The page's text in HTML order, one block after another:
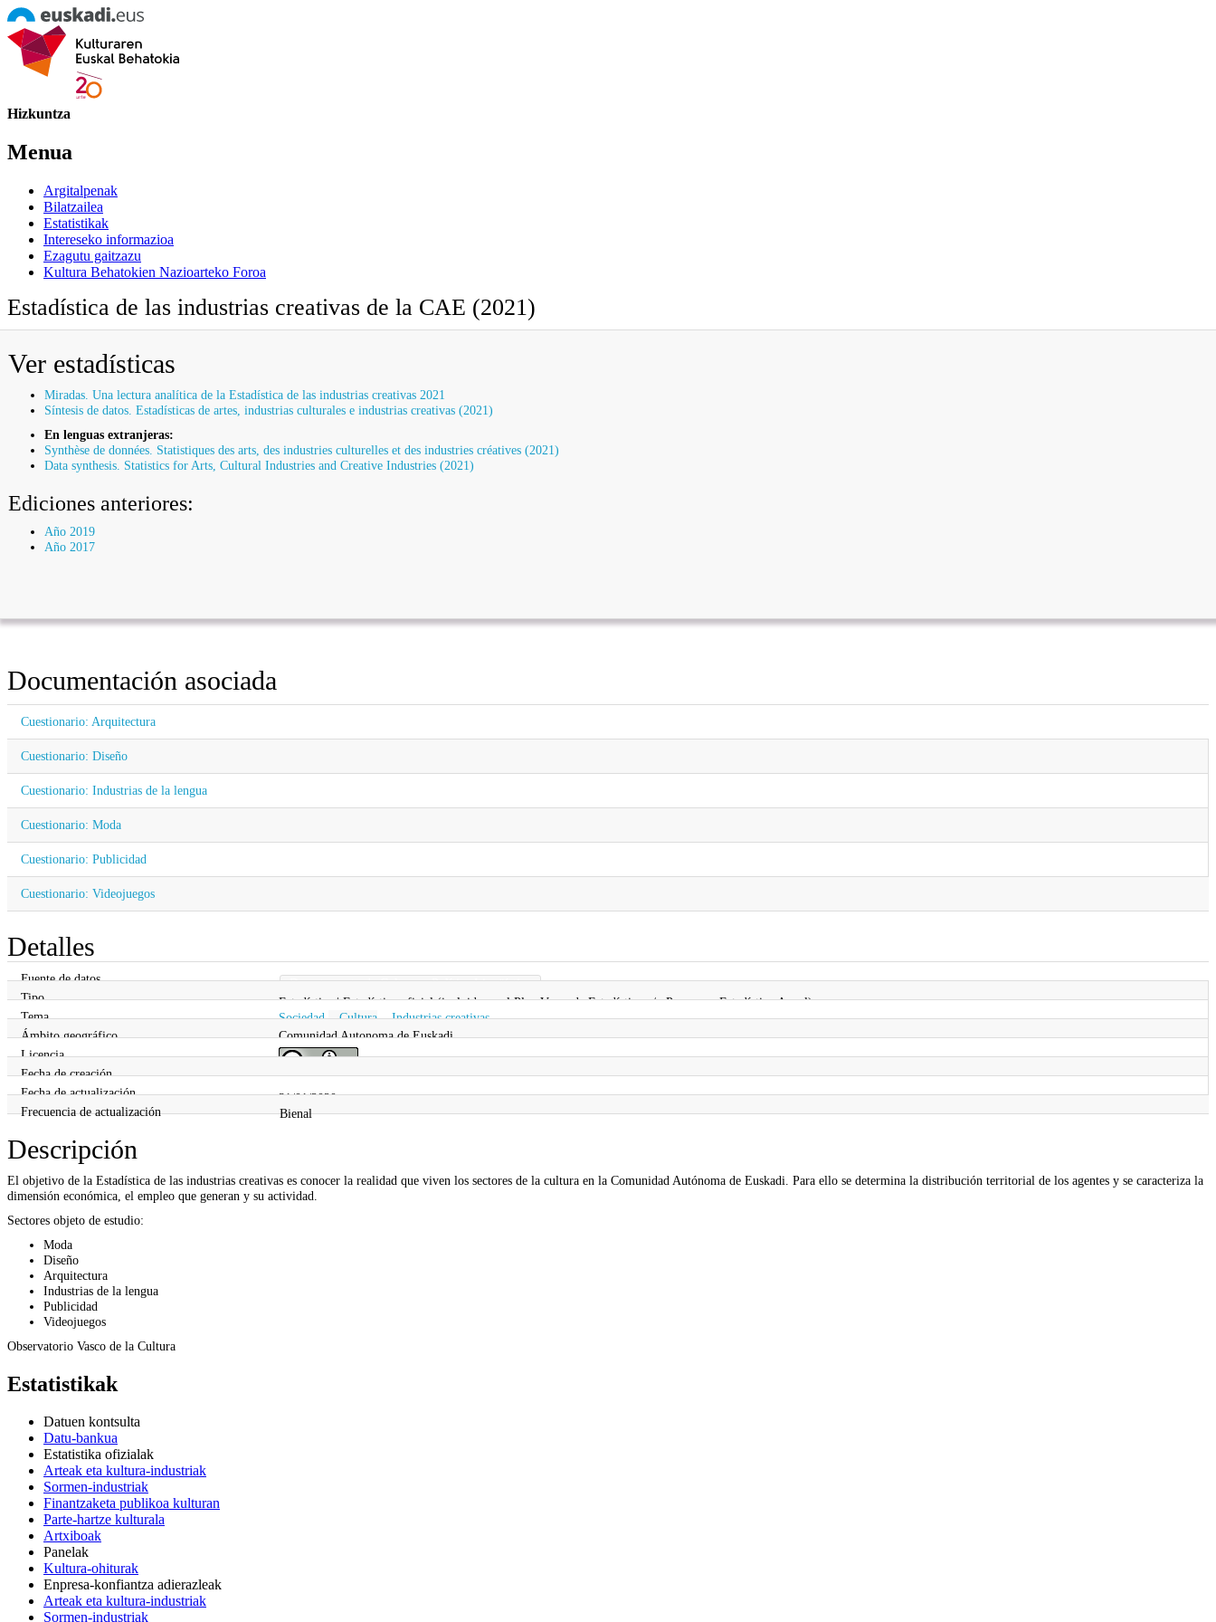
Hizkuntza
Menua
Argitalpenak
Bilatzailea
Estatistikak
Intereseko informazioa
Ezagutu gaitzazu
Kultura Behatokien Nazioarteko Foroa
Estadística de las industrias creativas de la CAE (2021)
Ver estadísticas
Miradas. Una lectura analítica de la Estadística de las industrias creativas 2021
Síntesis de datos. Estadísticas de artes, industrias culturales e industrias creativas (2021)
En lenguas extranjeras:
Synthèse de données. Statistiques des arts, des industries culturelles et des industries créatives (2021)
Data synthesis. Statistics for Arts, Cultural Industries and Creative Industries (2021)
Ediciones anteriores:
Año 2019
Año 2017
Documentación asociada
Cuestionario: Arquitectura
Cuestionario: Diseño
Cuestionario: Industrias de la lengua
Cuestionario: Moda
Cuestionario: Publicidad
Cuestionario: Videojuegos
Detalles
Fuente de datos Departamento de Cultura y Política Lingüística
Tipo
Estadística | Estadística oficial (incluida en el Plan Vasco de Estadística y/o Programa Estadístico Anual)
Tema
Sociedad ,Cultura ,Industrias creativas
Ámbito geográfico
Comunidad Autonoma de Euskadi
Licencia
Fecha de creación
Fecha de actualización
31/01/2020
Frecuencia de actualización
Bienal
Descripción
El objetivo de la Estadística de las industrias creativas es conocer la realidad que viven los sectores de la cultura en la Comunidad Autónoma de Euskadi. Para ello se determina la distribución territorial de los agentes y se caracteriza la
dimensión económica, el empleo que generan y su actividad.
Sectores objeto de estudio:
Moda
Diseño
Arquitectura
Industrias de la lengua
Publicidad
Videojuegos
Observatorio Vasco de la Cultura
Estatistikak
Datuen kontsulta
Datu-bankua
Estatistika ofizialak
Arteak eta kultura-industriak
Sormen-industriak
Finantzaketa publikoa kulturan
Parte-hartze kulturala
Artxiboak
Panelak
Kultura-ohiturak
Enpresa-konfiantza adierazleak
Arteak eta kultura-industriak
Sormen-industriak